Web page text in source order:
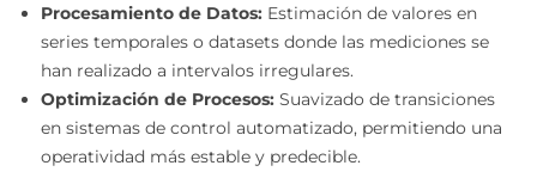
Procesamiento de Datos: Estimación de valores en
series temporales o datasets donde las mediciones se
han realizado a intervalos irregulares.
Optimización de Procesos: Suavizado de transiciones
en sistemas de control automatizado, permitiendo una
operatividad más estable y predecible.